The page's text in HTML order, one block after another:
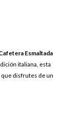
Esmaltada
italiana, esta
disfrutes de un